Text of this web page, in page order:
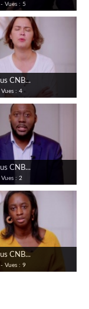
- Vues : 5
CNB...
: 4
CNB...
: 2
CNB...
- Vues : 9